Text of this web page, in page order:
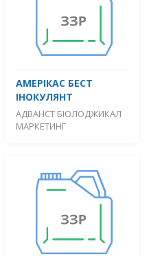
АМЕРІКАС БЕСТ
ІНОКУЛЯНТ
АДВАНСТ БІОЛОДЖИКАЛ
МАРКЕТИНГ